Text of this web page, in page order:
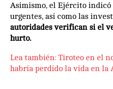
Asimismo, el Ejército
urgentes, así como las
autoridades verifican si el
hurto.
Lea también: Tiroteo en el
habría perdido la vida en la